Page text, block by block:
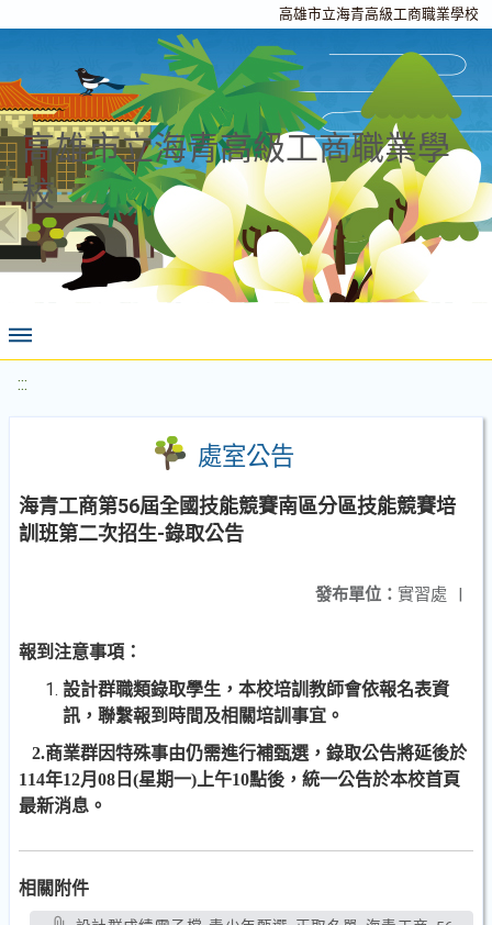
高雄市立海青高級工商職業學校
高雄市立海青高級工商職業學
校
:::
處室公告
海青工商第56屆全國技能競賽南區分區技能競賽培
訓班第二次招生-錄取公告
發布單位： 實習處 |
報到注意事項 ：
設計群職類錄取學生 ， 本校培訓教師會依報名表資
訊 ， 聯繫報到時間及相關培訓事宜。
2.商業群因特殊事由仍需進行補甄選 ， 錄取公告將延後於
114年12月 08 日 (星期一) 上午10點後，統一公告於本校首頁
最新消息。
相關附件